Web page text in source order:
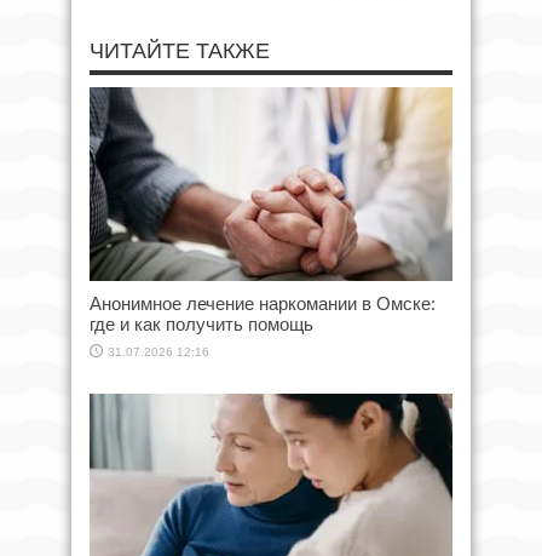
ЧИТАЙТЕ ТАКЖЕ
Анонимное лечение наркомании в Омске:
где и как получить помощь
31.07.2026 12:16